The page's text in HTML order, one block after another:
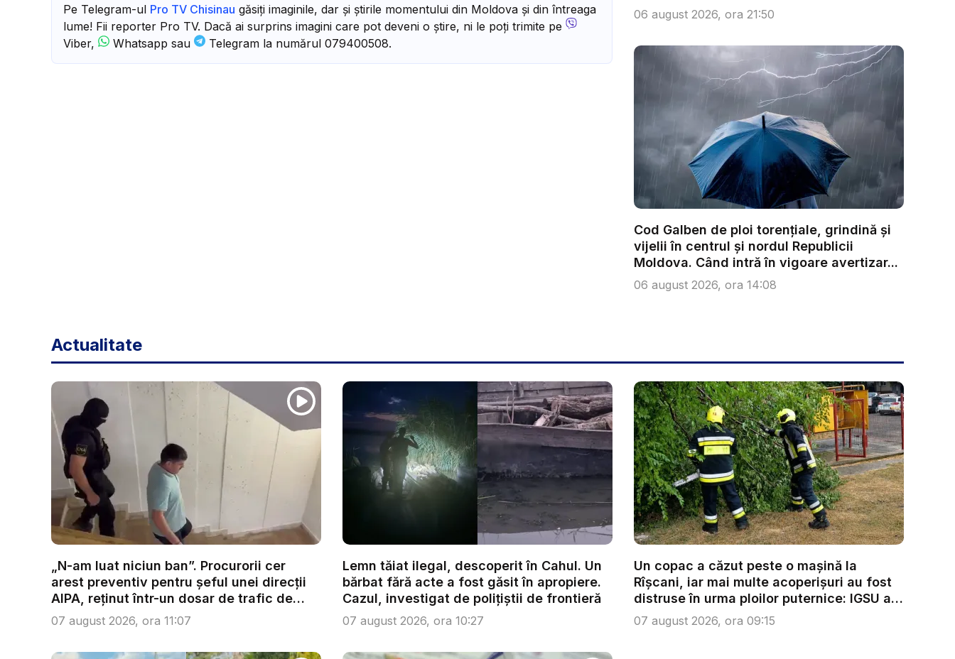
Pe Telegram-ul Pro TV Chisinau găsiți imaginile, dar și știrile momentului din Moldova și din întreaga
lume! Fii reporter Pro TV. Dacă ai surprins imagini care pot deveni o știre, ni le poți trimite pe
Viber,
Whatsapp sau Telegram la numărul 079400508.
trase...
06 august 2026, ora 21:50
Cod Galben de ploi torențiale, grindină și
vijelii în centrul și nordul Republicii
Moldova. Când intră în vigoare avertizar...
06 august 2026, ora 14:08
Actualitate
„N-am luat niciun ban”. Procurorii cer
arest preventiv pentru șeful unei direcții
AIPA, reținut într-un dosar de trafic de
inf...
07 august 2026, ora 11:07
Lemn tăiat ilegal, descoperit în Cahul. Un
bărbat fără acte a fost găsit în apropiere.
Cazul, investigat de polițiștii de frontieră
07 august 2026, ora 10:27
Un copac a căzut peste o mașină la
Rîșcani, iar mai multe acoperișuri au fost
distruse în urma ploilor puternice: IGSU a
...
07 august 2026, ora 09:15